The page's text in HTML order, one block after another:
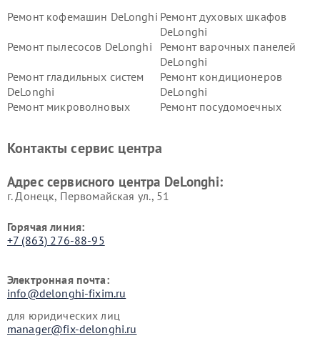
Ремонт кофемашин DeLonghi Ремонт духовых шкафов
DeLonghi
Ремонт пылесосов DeLonghi
Ремонт варочных панелей
DeLonghi
Ремонт гладильных систем
DeLonghi
Ремонт кондиционеров
DeLonghi
Ремонт микроволновых
Ремонт посудомоечных
DeLonghi
DeLonghi
Контакты сервис центра
Адрес сервисного центра DeLonghi:
г. Донецк, Первомайская ул., 51
Горячая линия:
+7 (863) 276-88-95
Электронная почта:
info@delonghi-fixim.ru
для юридических лиц
manager@fix-delonghi.ru